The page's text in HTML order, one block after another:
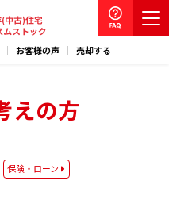
お客様の声 売却する
えの方
保険・ローン